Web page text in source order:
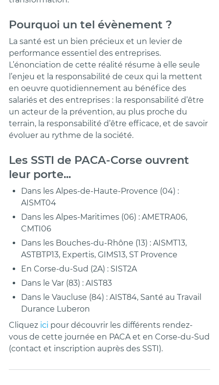
Pourquoi un tel évènement ?
La santé est un bien précieux et un levier de
performance essentiel des entreprises.
L’énonciation de cette réalité résume à elle seule
l’enjeu et la responsabilité de ceux qui la mettent
en oeuvre quotidiennement au bénéfice des
salariés et des entreprises : la responsabilité d’être
un acteur de la prévention, au plus proche du
terrain, la responsabilité d’être efficace, et de savoir
évoluer au rythme de la société.
Les SSTI de PACA-Corse ouvrent
leur porte...
Dans les Alpes-de-Haute-Provence (04) :
AISMT04
Dans les Alpes-Maritimes (06) : AMETRA06,
CMTI06
Dans les Bouches-du-Rhône (13) : AISMT13,
ASTBTP13, Expertis, GIMS13, ST Provence
En Corse-du-Sud (2A) : SIST2A
Dans le Var (83) : AIST83
Dans le Vaucluse (84) : AIST84, Santé au Travail
Durance Luberon
Cliquez ici pour découvrir les différents rendez-
vous de cette journée en PACA et en Corse-du-Sud
(contact et inscription auprès des SSTI).